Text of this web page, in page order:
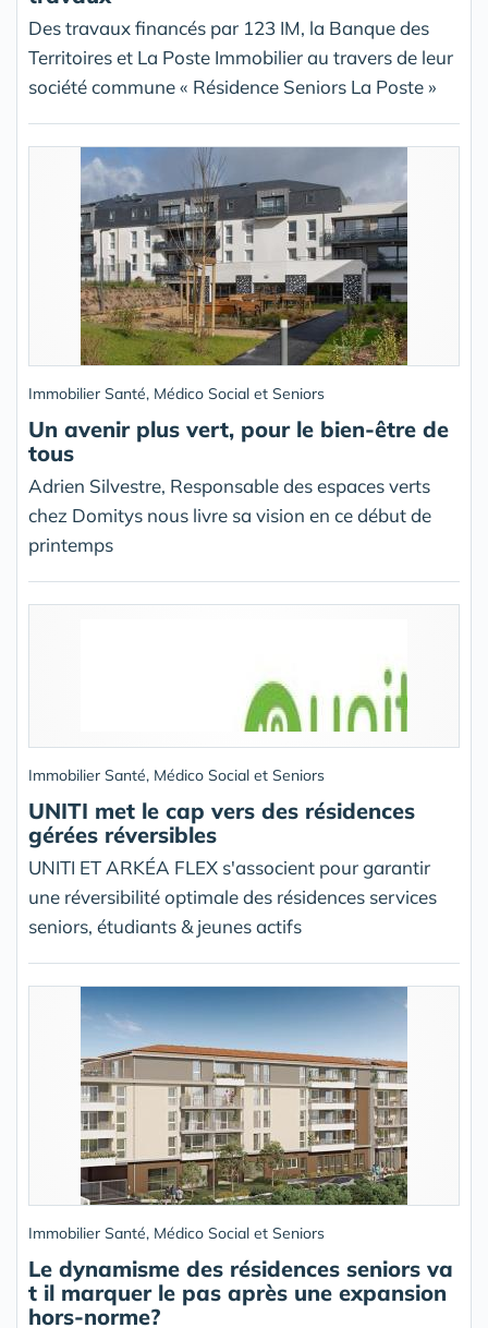
Des travaux financés par 123 IM, la Banque des
Territoires et La Poste Immobilier au travers de leur
société commune « Résidence Seniors La Poste »
Immobilier Santé, Médico Social et Seniors
Un avenir plus vert, pour le bien-être de
tous
Adrien Silvestre, Responsable des espaces verts
chez Domitys nous livre sa vision en ce début de
printemps
Immobilier Santé, Médico Social et Seniors
UNITI met le cap vers des résidences
gérées réversibles
UNITI ET ARKÉA FLEX s'associent pour garantir
une réversibilité optimale des résidences services
seniors, étudiants & jeunes actifs
Immobilier Santé, Médico Social et Seniors
Le dynamisme des résidences seniors va
t il marquer le pas après une expansion
hors-norme?